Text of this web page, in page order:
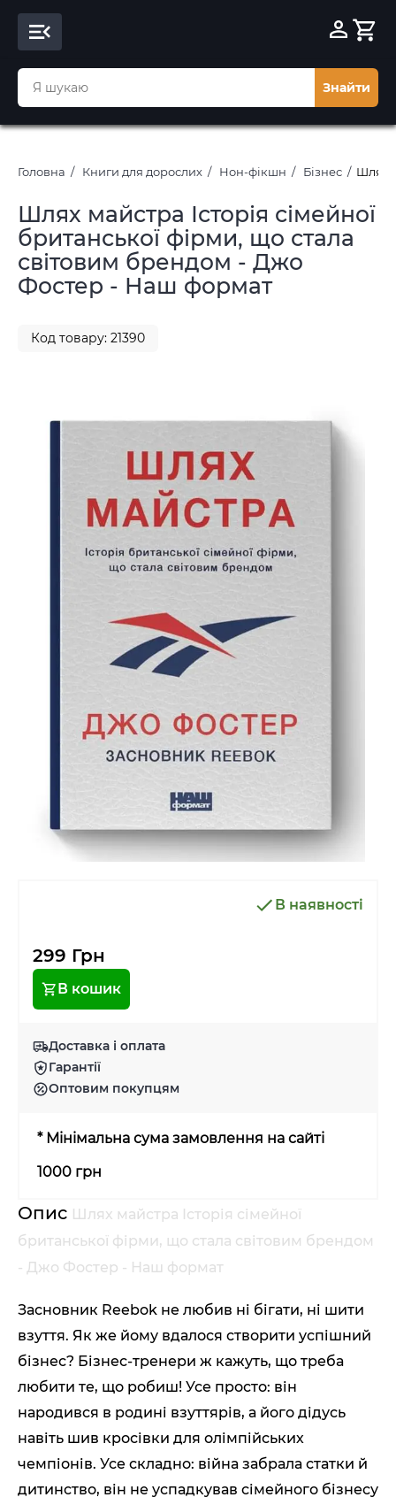
Знайти
Головна Книги для дорослих Нон-фікшн Бізнес Шлях
Шлях майстра Історія сімейної
британської фірми, що стала
світовим брендом - Джо
Фостер - Наш формат
Код товару: 21390
В наявності
299 Грн
В кошик
Доставка і оплата
Гарантії
Оптовим покупцям
* Мінімальна сума замовлення на сайті
1000 грн
Опис Шлях майстра Історія сімейної
британської фірми, що стала світовим брендом
- Джо Фостер - Наш формат
Засновник Reebok не любив ні бігати, ні шити
взуття. Як же йому вдалося створити успішний
бізнес? Бізнес-тренери ж кажуть, що треба
любити те, що робиш! Усе просто: він
народився в родині взуттярів, а його дідусь
навіть шив кросівки для олімпійських
чемпіонів. Усе складно: війна забрала статки й
дитинство, він не успадкував сімейного бізнесу